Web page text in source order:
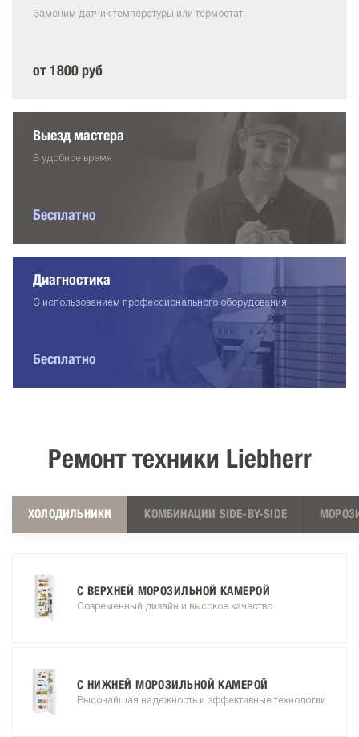
Заменим датчик температуры или термостат
от 1800 руб
Выезд мастера
В удобное время
Бесплатно
Диагностика
С использованием профессионального оборудования
Бесплатно
Ремонт техники Liebherr
ХОЛОДИЛЬНИКИ КОМБИНАЦИИ SIDE-BY-SIDE
С ВЕРХНЕЙ МОРОЗИЛЬНОЙ КАМЕРОЙ
Современный дизайн и высокое качество
С НИЖНЕЙ МОРОЗИЛЬНОЙ КАМЕРОЙ
Высочайшая надежность и эффективные технологии